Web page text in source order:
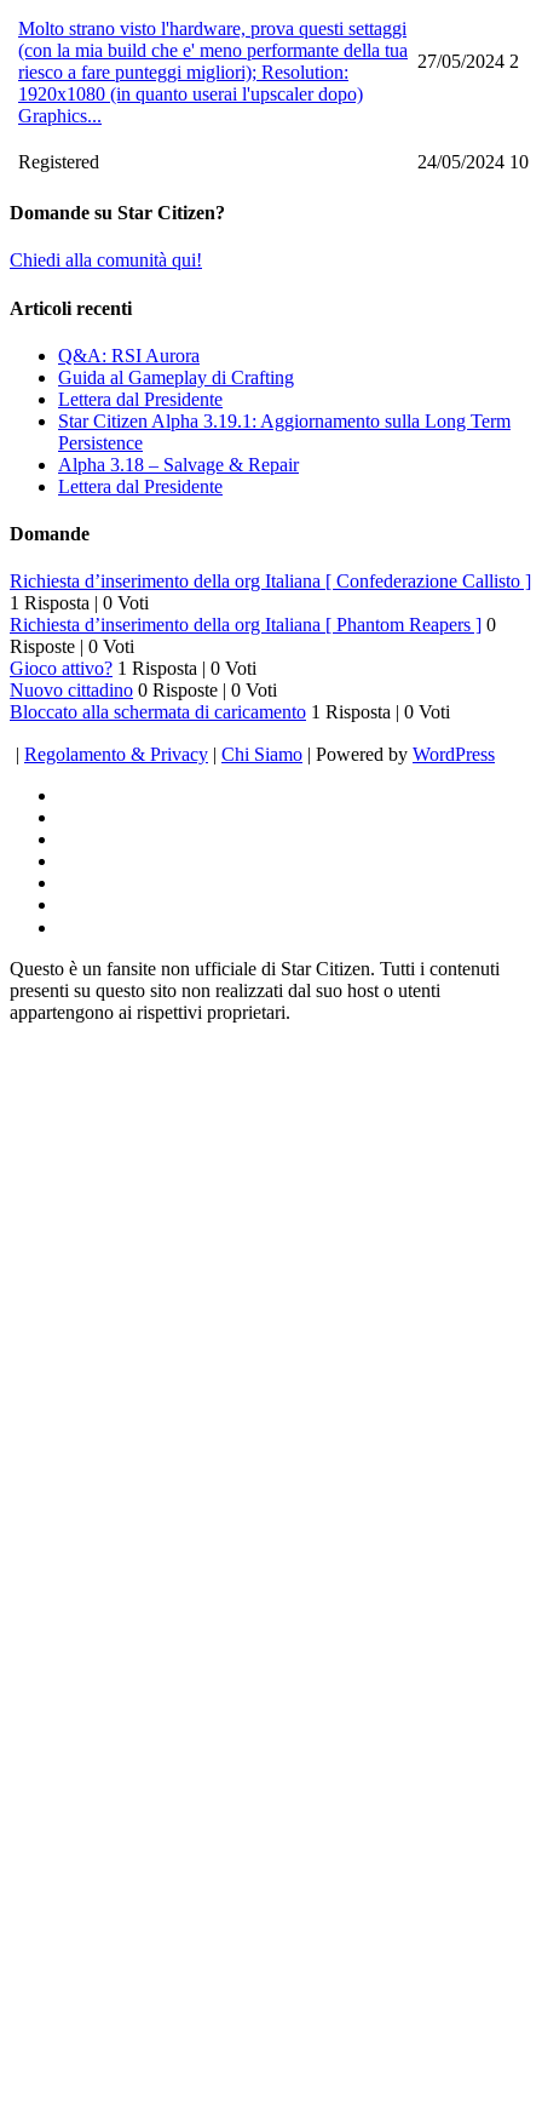
Molto strano visto l'hardware, prova questi settaggi
(con la mia build che e' meno performante della tua
riesco a fare punteggi migliori); Resolution:
1920x1080 (in quanto userai l'upscaler dopo)
Graphics...
27/05/2024 2
Registered 24/05/2024 10
Domande su Star Citizen?
Chiedi alla comunità qui!
Articoli recenti
Q&A: RSI Aurora
Guida al Gameplay di Crafting
Lettera dal Presidente
Star Citizen Alpha 3.19.1: Aggiornamento sulla Long Term
Persistence
Alpha 3.18 – Salvage & Repair
Lettera dal Presidente
Domande
Richiesta d’inserimento della org Italiana [ Confederazione Callisto ]
1 Risposta | 0 Voti
Richiesta d’inserimento della org Italiana [ Phantom Reapers ] 0
Risposte | 0 Voti
Gioco attivo? 1 Risposta | 0 Voti
Nuovo cittadino 0 Risposte | 0 Voti
Bloccato alla schermata di caricamento 1 Risposta | 0 Voti
| Regolamento & Privacy | Chi Siamo | Powered by WordPress
Questo è un fansite non ufficiale di Star Citizen. Tutti i contenuti
presenti su questo sito non realizzati dal suo host o utenti
appartengono ai rispettivi proprietari.